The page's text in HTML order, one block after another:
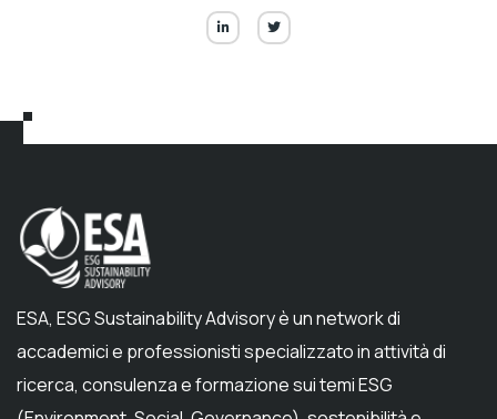
ESA, ESG Sustainability Advisory è un network di
accademici e professionisti specializzato in attività di
ricerca, consulenza e formazione sui temi ESG